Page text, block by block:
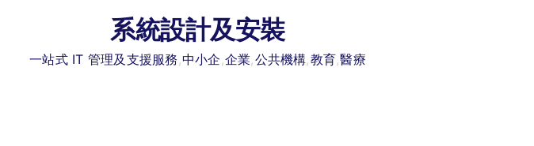
系統設計及安裝
一站式 IT 管理及支援服務 ,中小企 ,企業,公共機構,教育,醫療